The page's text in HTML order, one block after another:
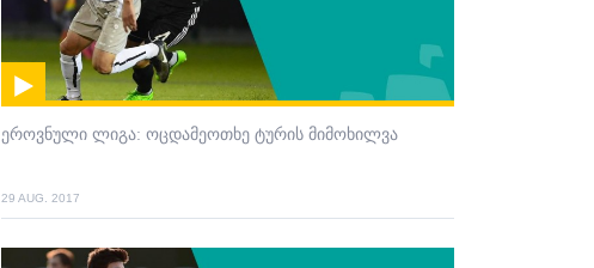
ეროვნული ლიგა: ოცდამეოთხე ტურის მიმოხილვა
29 AUG. 2017